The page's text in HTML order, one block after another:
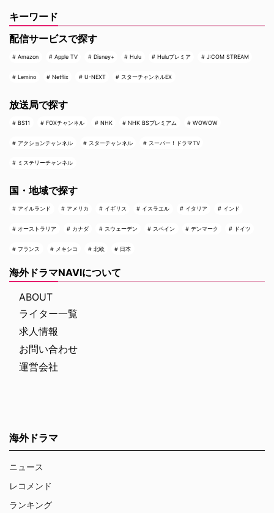
キーワード
配信サービスで探す
Amazon Apple TV Disney+ Hulu Huluプレミア J:COM STREAM
Lemino Netflix U-NEXT スターチャンネルEX
放送局で探す
BS11 FOXチャンネル NHK NHK BSプレミアム WOWOW
アクションチャンネル スターチャンネル スーパー！ドラマTV
ミステリーチャンネル
国・地域で探す
アイルランド アメリカ イギリス イスラエル イタリア インド
オーストラリア カナダ スウェーデン スペイン デンマーク ドイツ
フランス メキシコ 北欧 日本
海外ドラマNAVIについて
ABOUT
ライター一覧
求人情報
お問い合わせ
運営会社
海外ドラマ
ニュース
レコメンド
ランキング